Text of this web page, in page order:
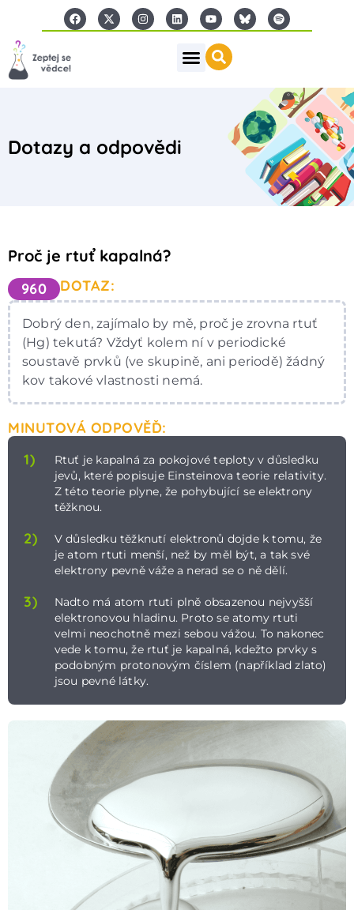
Dotazy a odpovědi
Proč je rtuť kapalná?
960 DOTAZ:
Dobrý den, zajímalo by mě, proč je zrovna rtuť
(Hg) tekutá? Vždyť kolem ní v periodické
soustavě prvků (ve skupině, ani periodě) žádný
kov takové vlastnosti nemá.
MINUTOVÁ ODPOVĚĎ:
1)
Rtuť je kapalná za pokojové teploty v důsledku
jevů, které popisuje Einsteinova teorie relativity.
Z této teorie plyne, že pohybující se elektrony
těžknou.
2)
V důsledku těžknutí elektronů dojde k tomu, že
je atom rtuti menší, než by měl být, a tak své
elektrony pevně váže a nerad se o ně dělí.
3)
Nadto má atom rtuti plně obsazenou nejvyšší
elektronovou hladinu. Proto se atomy rtuti
velmi neochotně mezi sebou vážou. To nakonec
vede k tomu, že rtuť je kapalná, kdežto prvky s
podobným protonovým číslem (například zlato)
jsou pevné látky.